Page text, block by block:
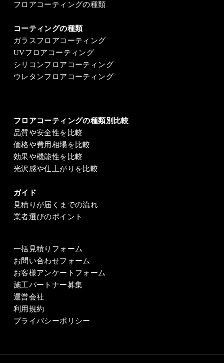
フロアコーティングの種類
コーティングの種類
ガラスフロアコーティング
UVフロアコーティング
シリコンフロアコーティング
ウレタンフロアコーティング
フロアコーティングの種類別比較
品質や安全性を比較
価格や費用相場を比較
効果や機能性を比較
光沢感や仕上がりを比較
ガイド
見積りが届くまでの流れ
業者選びのポイント
一括見積りフォーム
お問い合わせフォーム
お客様アンケートフォーム
施工パートナー募集
運営会社
利用規約
プライバシーポリシー